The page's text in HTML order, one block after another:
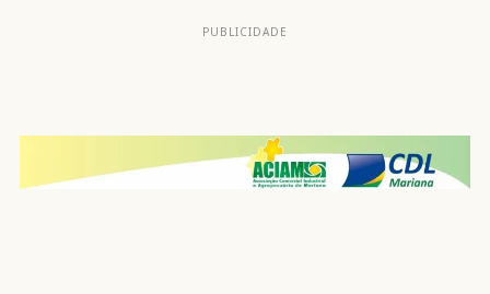
PUBLICIDADE